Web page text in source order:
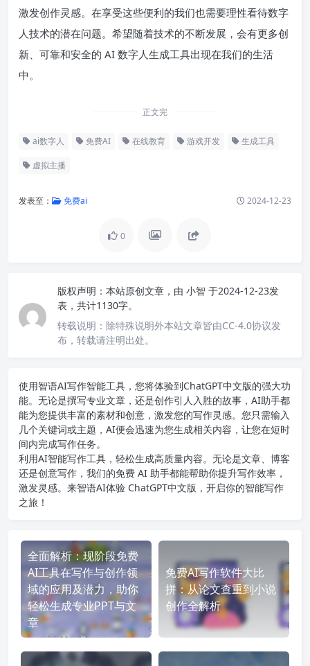
激发创作灵感。在享受这些便利的我们也需要理性看待数字
人技术的潜在问题。希望随着技术的不断发展，会有更多创
新、可靠和安全的 AI 数字人生成工具出现在我们的生活
中。
正文完
ai数字人 免费AI 在线教育 游戏开发 生成工具
虚拟主播
发表至： 免费ai 2024-12-23
0
版权声明： 本站原创文章，由 小智 于2024-12-23发
表，共计1130字。
转载说明： 除特殊说明外本站文章皆由CC-4.0协议发
布，转载请注明出处。
使用智语AI写作智能工具，您将体验到ChatGPT中文版的强大功
能。无论是撰写专业文章，还是创作引人入胜的故事，AI助手都
能为您提供丰富的素材和创意，激发您的写作灵感。您只需输入
几个关键词或主题，AI便会迅速为您生成相关内容，让您在短时
间内完成写作任务。
利用AI智能写作工具，轻松生成高质量内容。无论是文章、博客
还是创意写作，我们的免费 AI 助手都能帮助你提升写作效率，
激发灵感。来智语AI体验 ChatGPT中文版 ，开启你的智能写作
之旅！
全面解析：现阶段免费
AI工具在写作与创作领
域的应用及潜力，助你
轻松生成专业PPT与文
章
免费AI写作软件大比
拼：从论文查重到小说
创作全解析